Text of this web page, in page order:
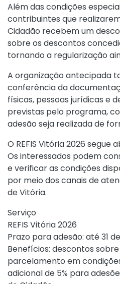
Além das condições
contribuintes que
Cidadão recebem um
sobre os descontos
tornando a regularização
A organização antecipada
conferência da
físicas, pessoas jurídicas e
previstas pelo programa,
adesão seja realizada de
O REFIS Vitória 2026 segue
Os interessados podem
e verificar as condições
por meio dos canais de
de Vitória.
Serviço
REFIS Vitória 2026
Prazo para adesão: até 31
Benefícios: descontos
parcelamento em
adicional de 5% para